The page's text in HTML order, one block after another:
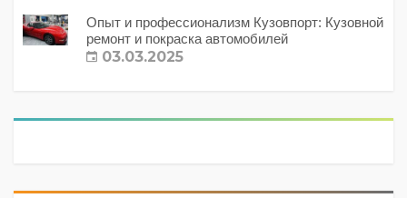
Опыт и профессионализм Кузовпорт: Кузовной
ремонт и покраска автомобилей
03.03.2025